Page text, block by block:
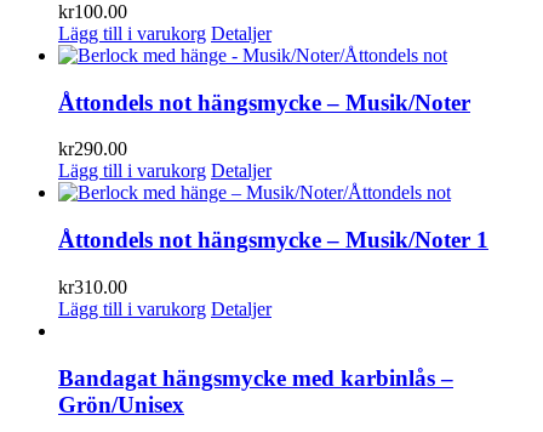
kr100.00
Lägg till i varukorg Detaljer
Åttondels not hängsmycke – Musik/Noter
kr290.00
Lägg till i varukorg Detaljer
Åttondels not hängsmycke – Musik/Noter 1
kr310.00
Lägg till i varukorg Detaljer
Bandagat hängsmycke med karbinlås –
Grön/Unisex